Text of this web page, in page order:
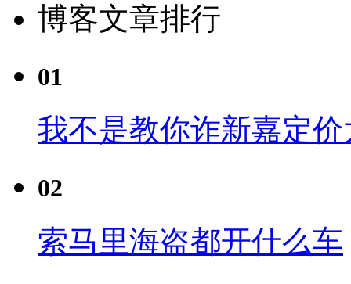
博客文章排行
01
我不是教你诈新嘉定
02
索马里海盗都开什么车